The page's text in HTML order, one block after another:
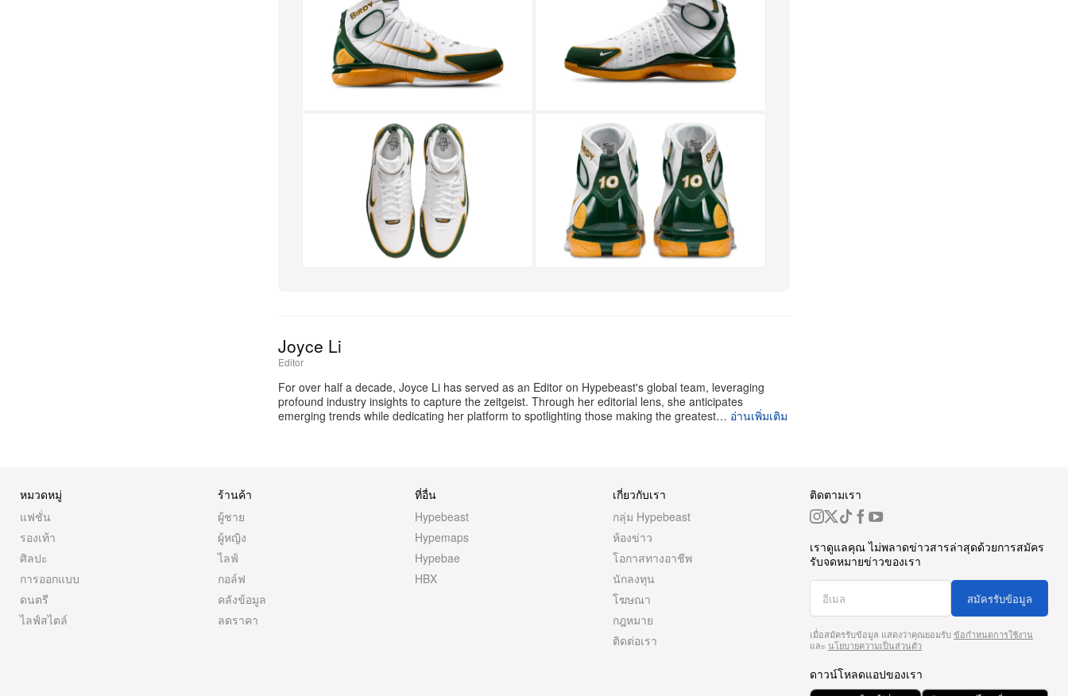
Joyce Li
Editor
For over half a decade, Joyce Li has served as an Editor on Hypebeast's global team, leveraging
profound industry insights to capture the zeitgeist. Through her editorial lens, she anticipates
emerging trends while dedicating her platform to spotlighting those making the greatest… อ่านเพิ่มเติม
หมวดหมู่
แฟชั่น
รองเท้า
ศิลปะ
การออกแบบ
ดนตรี
ไลฟ์สไตล์
ร้านค้า
ผู้ชาย
ผู้หญิง
ไลฟ์
กอล์ฟ
คลังข้อมูล
ลดราคา
ที่อื่น
Hypebeast
Hypemaps
Hypebae
HBX
เกี่ยวกับเรา
กลุ่ม Hypebeast
ห้องข่าว
โอกาสทางอาชีพ
นักลงทุน
โฆษณา
กฎหมาย
ติดต่อเรา
ติดตามเรา
เราดูแลคุณ ไม่พลาดข่าวสารล่าสุดด้วยการสมัคร
รับจดหมายข่าวของเรา
สมัครรับข้อมูล
เมื่อสมัครรับข้อมูล แสดงว่าคุณยอมรับ ข้อกำหนดการใช้งาน
และ นโยบายความเป็นส่วนตัว
ดาวน์โหลดแอปของเรา